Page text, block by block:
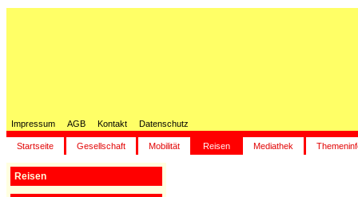
Impressum AGB Kontakt Datenschutz
Startseite Gesellschaft Mobilität Reisen Mediathek
Reisen